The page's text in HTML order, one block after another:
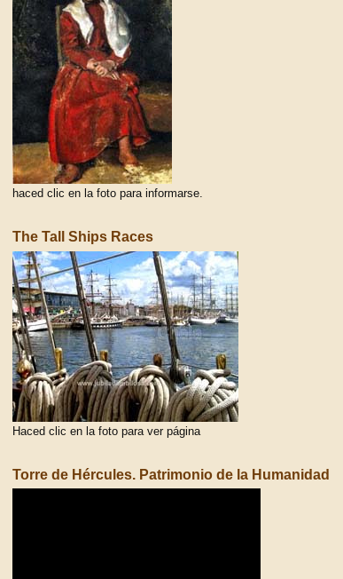
haced clic en la foto para informarse.
The Tall Ships Races
Haced clic en la foto para ver página
Torre de Hércules. Patrimonio de la Humanidad